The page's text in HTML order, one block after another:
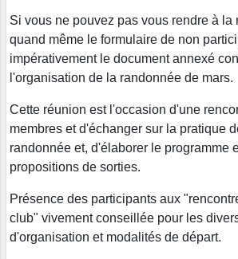
Si vous ne pouvez pas vous rendre à la
quand même le formulaire de non
impérativement le document annexé
l'organisation de la randonnée de mars.
Cette réunion est l'occasion d'une
membres et d'échanger sur la pratique
randonnée et, d'élaborer le programme
propositions de sorties.
Présence des participants aux
club" vivement conseillée pour les
d'organisation et modalités de départ.